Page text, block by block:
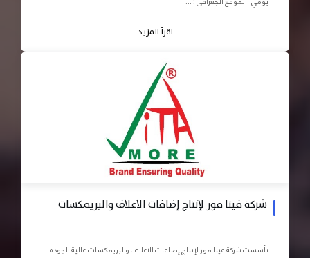
اقرأ المزيد
شركة فيتا مور لإنتاج إضافات الاعلاف والبريمكسات
تأسست شركة فيتا مور لإنتاج إضافات الاعلاف والبريمكسات عالية الجودة